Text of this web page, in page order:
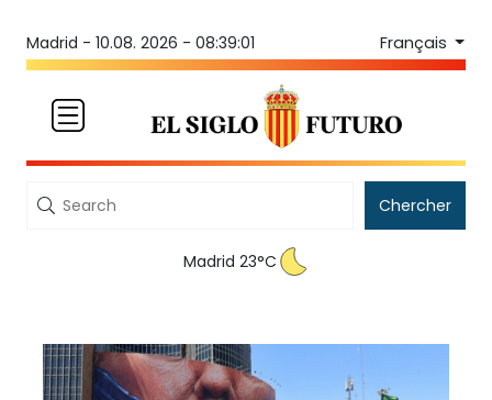
Madrid - 10.08. 2026 - 08:39:01 Français
Chercher
Madrid 23°C